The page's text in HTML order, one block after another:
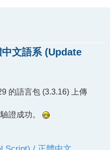
文語系 (Update
的語言包 (3.3.16) 上傳
證成功。